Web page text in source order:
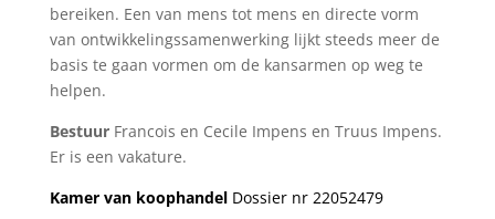
bereiken. Een van mens tot mens en directe vorm
van ontwikkelingssamenwerking lijkt steeds meer de
basis te gaan vormen om de kansarmen op weg te
helpen.
Bestuur Francois en Cecile Impens en Truus Impens.
Er is een vakature.
Kamer van koophandel Dossier nr 22052479